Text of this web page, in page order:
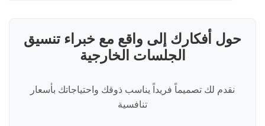
حول أفكارك إلى واقع مع خبراء تنسيق
الجلسات الخارجية
نقدم لك تصميماً فريداً يناسب ذوقك واحتياجاتك بأسعار
تنافسية